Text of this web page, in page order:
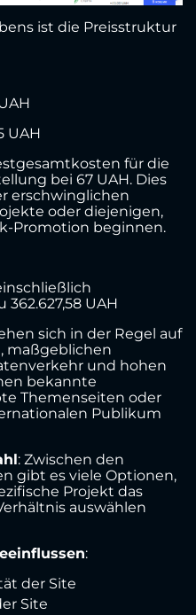
ist die Preisstruktur
UAH
für die
bei 67 UAH. Dies
erschwinglichen
oder diejenigen,
Promotion beginnen.
UAH
sich in der Regel auf
maßgeblichen
und hohen
bekannte
Themenseiten oder
Publikum
: Zwischen den
gibt es viele Optionen,
Projekt das
auswählen
:
der Site
Site